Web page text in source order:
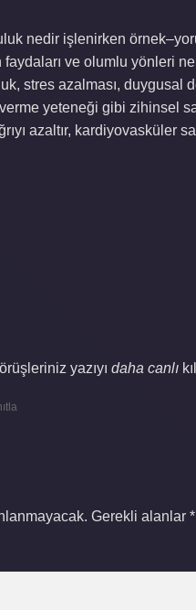
nedir işlenirken
faydaları ve olumlu yönleri
stres azalması, duygusal
yeteneği gibi zihinsel
azaltır, kardiyovasküler
yazıyı daha canlı
Gerekli alanlar *